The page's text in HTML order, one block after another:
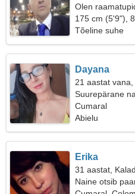
Olen
175 cm (5'9"),
Tõeline suhe
Dayana
21 aastat
Suurepärane
Cumaral
Abielu
Erika
31 aastat, Kalad
Naine otsib